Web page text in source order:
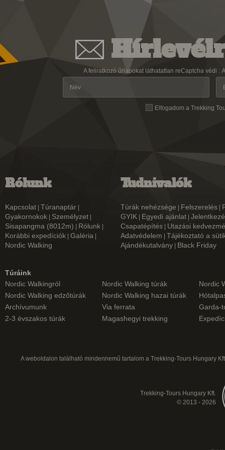
A feliratkozó űrlapokat láthatatlan reCaptcha védi :
Elfogadom a Trekking
Rólunk
Kapcsolat Túranaptár
Gyakornokok Személyzet
Sisapangma (8012m) Rólunk
Korábbi expedíciók Galéria
Nordic Walking
Tudnivalók
Túrák nehézsége Felszerelés
GYIK
Egyedi ajánlat
Csapatépítés
Utazási
Adatvédelem
Tájékoztató a
Ajándékutalvány
Black Friday
Túráink
Nordic Walkingról
Nordic Walking túrák
Nordic
Nordic Walking edzőtúrák
Nordic Walking hazai túrák
Archívumunk
Via ferrata
Garda-
2-3 évszakos túrák
Magashegyi trekking
A weboldalon található mindennemű tartalom a Trekking-Tours Hungary
Trekking-Tours Hungary Kft.
© 2013 - 2026